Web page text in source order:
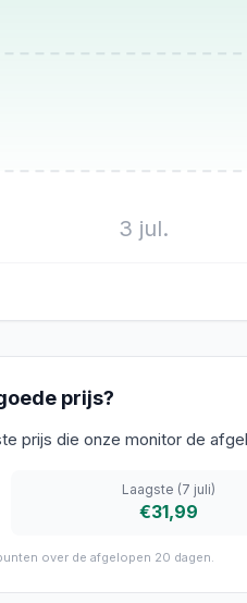
3 jul.
prijs?
prijs die onze monitor de
Laagste (7 juli)
€31,99
over de afgelopen 20 dagen.